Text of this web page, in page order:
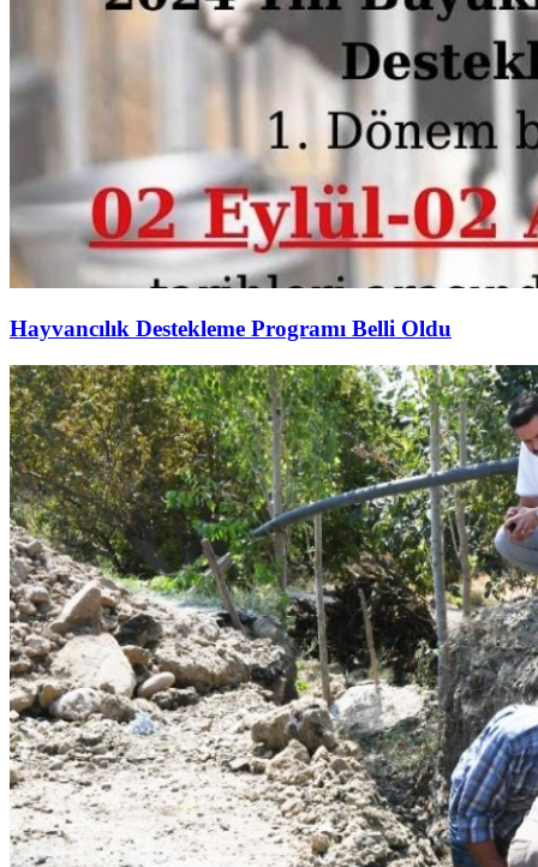
Hayvancılık Destekleme Programı Belli Oldu